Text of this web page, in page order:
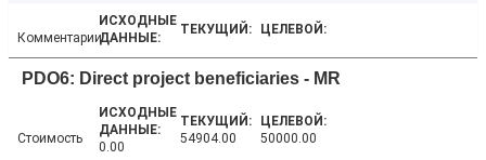
Комментарии
PDO6: Direct project beneficiaries - MR
Стоимость
0.00
54904.00 50000.00